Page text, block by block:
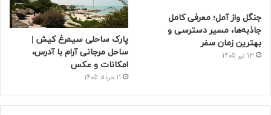
جنگل واز آمل؛ معرفی کامل
جاذبه‌ها، مسیر دسترسی و
بهترین زمان سفر
13 تیر 1405
پارک ساحلی سیمرغ کیش |
ساحل مرجانی آرام با آدرس،
امکانات و عکس
11 خرداد 1405